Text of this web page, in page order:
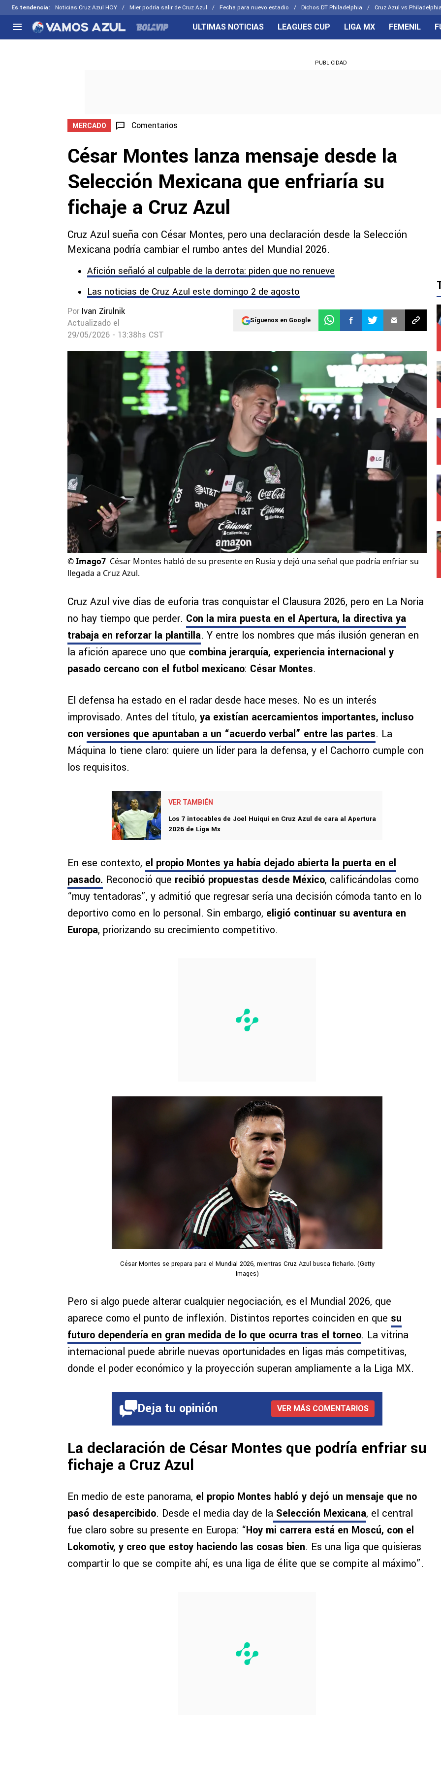
Es tendencia: Noticias Cruz Azul HOY Mier podría salir de Cruz Azul Fecha para nuevo estadio Dichos DT Philadelphia Cruz Azul vs
Selección Mexicana
CELESTES
ULTIMAS NOTICIAS LEAGUES CUP LIGA MX FEMENIL
PUBLICIDAD
MERCADO Comentarios
César Montes lanza mensaje desde la
Selección Mexicana que enfriaría su
fichaje a Cruz Azul
Cruz Azul sueña con César Montes, pero una declaración desde la Selección
Mexicana podría cambiar el rumbo antes del Mundial 2026.
Afición señaló al culpable de la derrota: piden que no renueve
Las noticias de Cruz Azul este domingo 2 de agosto
Por Ivan Zirulnik
Actualizado el
29/05/2026 - 13:38hs CST
Síguenos en Google
©Imago7 César Montes habló de su presente en Rusia y dejó una señal que podría enfriar su
llegada a Cruz Azul.
Cruz Azul vive días de euforia tras conquistar el Clausura 2026, pero en La Noria
no hay tiempo que perder. Con la mira puesta en el Apertura, la directiva ya
trabaja en reforzar la plantilla. Y entre los nombres que más ilusión generan en
la afición aparece uno que combina jerarquía, experiencia internacional y
pasado cercano con el futbol mexicano: César Montes.
El defensa ha estado en el radar desde hace meses. No es un interés
improvisado. Antes del título, ya existían acercamientos importantes, incluso
con versiones que apuntaban a un “acuerdo verbal” entre las partes. La
Máquina lo tiene claro: quiere un líder para la defensa, y el Cachorro cumple con
los requisitos.
VER TAMBIÉN
Los 7 intocables de Joel Huiqui en Cruz Azul de cara al Apertura
2026 de Liga Mx
En ese contexto, el propio Montes ya había dejado abierta la puerta en el
pasado. Reconoció que recibió propuestas desde México, calificándolas como
“muy tentadoras”, y admitió que regresar sería una decisión cómoda tanto en lo
deportivo como en lo personal. Sin embargo, eligió continuar su aventura en
Europa, priorizando su crecimiento competitivo.
César Montes se prepara para el Mundial 2026, mientras Cruz Azul busca ficharlo. (Getty
Images)
Pero si algo puede alterar cualquier negociación, es el Mundial 2026, que
aparece como el punto de inflexión. Distintos reportes coinciden en que su
futuro dependería en gran medida de lo que ocurra tras el torneo. La vitrina
internacional puede abrirle nuevas oportunidades en ligas más competitivas,
donde el poder económico y la proyección superan ampliamente a la Liga MX.
Deja tu opinión VER MÁS COMENTARIOS
La declaración de César Montes que podría enfriar su
fichaje a Cruz Azul
En medio de este panorama, el propio Montes habló y dejó un mensaje que no
pasó desapercibido. Desde el media day de la Selección Mexicana, el central
fue claro sobre su presente en Europa: “Hoy mi carrera está en Moscú, con el
Lokomotiv, y creo que estoy haciendo las cosas bien. Es una liga que quisieras
compartir lo que se compite ahí, es una liga de élite que se compite al máximo”.